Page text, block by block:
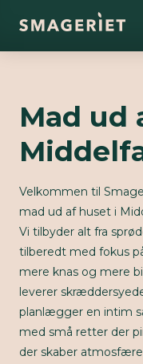
Mad ud
Velkommen til
mad ud af huset i
Vi tilbyder alt fra
tilberedt med fokus
mere knas og mere
leverer
planlægger en intim
med små retter der
der skaber